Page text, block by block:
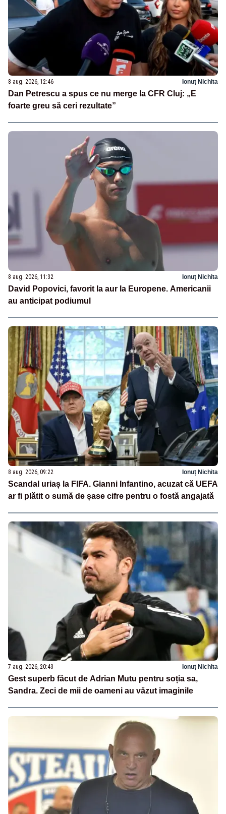
8 aug. 2026, 12:46 Ionuț Nichita
Dan Petrescu a spus ce nu merge la CFR Cluj: „E
foarte greu să ceri rezultate”
8 aug. 2026, 11:32 Ionuț Nichita
David Popovici, favorit la aur la Europene. Americanii
au anticipat podiumul
8 aug. 2026, 09:22 Ionuț Nichita
Scandal uriaș la FIFA. Gianni Infantino, acuzat că UEFA
ar fi plătit o sumă de șase cifre pentru o fostă angajată
7 aug. 2026, 20:43 Ionuț Nichita
Gest superb făcut de Adrian Mutu pentru soția sa,
Sandra. Zeci de mii de oameni au văzut imaginile